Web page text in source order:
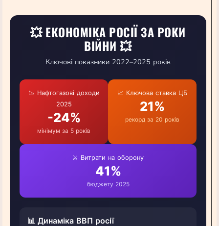
💥 ЕКОНОМІКА РОСІЇ ЗА РОКИ
ВІЙНИ 💥
Ключові показники 2022–2025 років
📉 Нафтогазові доходи
2025
-24%
мінімум за 5 років
📈 Ключова ставка ЦБ
21%
рекорд за 20 років
⚔️ Витрати на оборону
41%
бюджету 2025
📊 Динаміка ВВП росії